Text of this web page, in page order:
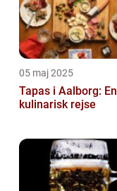
05 maj 2025
Tapas i Aalborg: En
kulinarisk rejse